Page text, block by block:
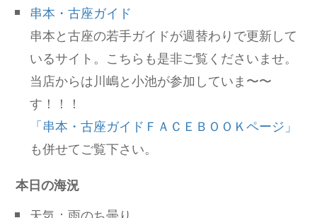
串本・古座ガイド
串本と古座の若手ガイドが週替わりで更新して
いるサイト。こちらも是非ご覧くださいませ。
当店からは川嶋と小池が参加していま〜〜
す！！！
「串本・古座ガイドＦＡＣＥＢＯＯＫページ」
も併せてご覧下さい。
本日の海況